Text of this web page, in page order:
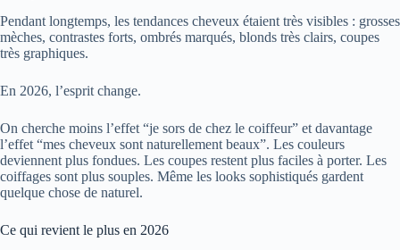
Pendant longtemps, les tendances cheveux étaient très visibles : grosses
mèches, contrastes forts, ombrés marqués, blonds très clairs, coupes
très graphiques.
En 2026, l’esprit change.
On cherche moins l’effet “je sors de chez le coiffeur” et davantage
l’effet “mes cheveux sont naturellement beaux”. Les couleurs
deviennent plus fondues. Les coupes restent plus faciles à porter. Les
coiffages sont plus souples. Même les looks sophistiqués gardent
quelque chose de naturel.
Ce qui revient le plus en 2026